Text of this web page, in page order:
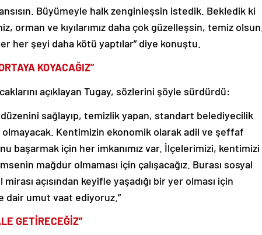
orman ve kıyılarımız daha çok güzelleşsin, temiz olsun.
her şeyi daha kötü yaptılar” diye konuştu.
Kentimizin ekonomik olarak adil ve şeffaf
başarmak için her imkanımız var. İlçelerimizi, kentimizi
mağdur olmaması için çalışacağız. Burası sosyal
açısından keyifle yaşadığı bir yer olması için
dair umut vaat ediyoruz.”